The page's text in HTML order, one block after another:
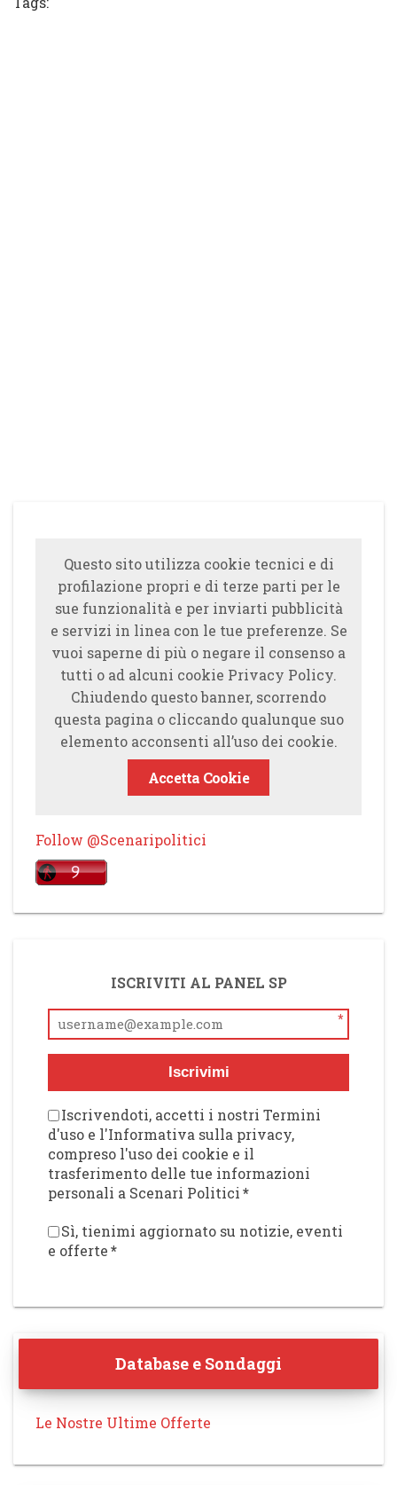
Questo sito utilizza cookie tecnici e di
profilazione propri e di terze parti per le
sue funzionalità e per inviarti pubblicità
e servizi in linea con le tue preferenze. Se
vuoi saperne di più o negare il consenso a
tutti o ad alcuni cookie Privacy Policy.
Chiudendo questo banner, scorrendo
questa pagina o cliccando qualunque suo
elemento acconsenti all’uso dei cookie.
Accetta Cookie
Follow @Scenaripolitici
ISCRIVITI AL PANEL SP
*
Iscrivimi
Iscrivendoti, accetti i nostri Termini
d'uso e l'Informativa sulla privacy,
compreso l'uso dei cookie e il
trasferimento delle tue informazioni
personali a Scenari Politici*
Sì, tienimi aggiornato su notizie, eventi
e offerte*
Database e Sondaggi
Le Nostre Ultime Offerte